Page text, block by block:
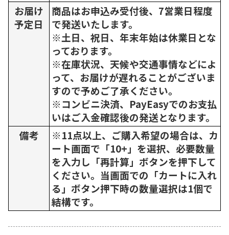
お届け
予定日
商品はお申込み受付後、7営業日程度
で発送いたします。
※土日、祝日、年末年始は休業日とな
っております。
※在庫状況、天候や交通事情などによ
って、お届けが遅れることがございま
すので予めご了承ください。
※コンビニ決済、PayEasyでのお支払
いはご入金確認後の発送となります。
備考
※11点以上、ご購入希望の場合は、カ
ート画面で「10+」を選択、必要数量
を入力し「再計算」ボタンを押下して
ください。当画面での「カートに入れ
る」ボタン押下時の数量選択は1個で
結構です。